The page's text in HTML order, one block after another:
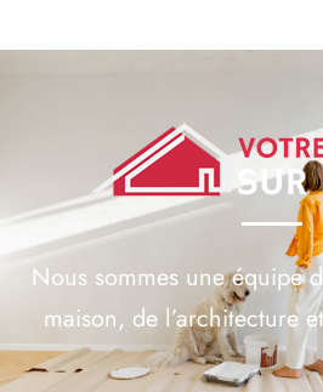
Nous sommes une équipe
maison, de l’architecture